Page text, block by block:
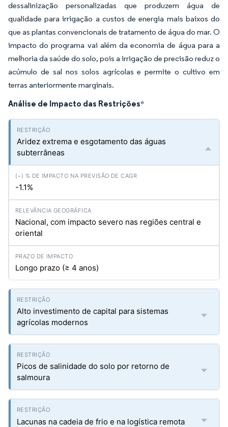
dessalinização personalizadas que produzem água de
qualidade para irrigação a custos de energia mais baixos do
que as plantas convencionais de tratamento de água do mar. O
impacto do programa vai além da economia de água para a
melhoria da saúde do solo, pois a irrigação de precisão reduz o
acúmulo de sal nos solos agrícolas e permite o cultivo em
terras anteriormente marginais.
Análise de Impacto das Restrições*
Aridez extrema e esgotamento das águas
subterrâneas
-1.1%
Nacional, com impacto severo nas regiões central e
oriental
Longo prazo (≥ 4 anos)
Alto investimento de capital para sistemas
agrícolas modernos
Picos de salinidade do solo por retorno de
salmoura
Lacunas na cadeia de frio e na logística remota